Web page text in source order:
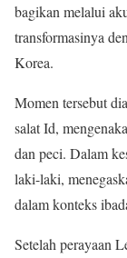
bagikan melalui
transformasinya
Korea.
Momen tersebut
salat Id,
dan peci. Dalam
laki-laki,
dalam konteks
Setelah perayaan